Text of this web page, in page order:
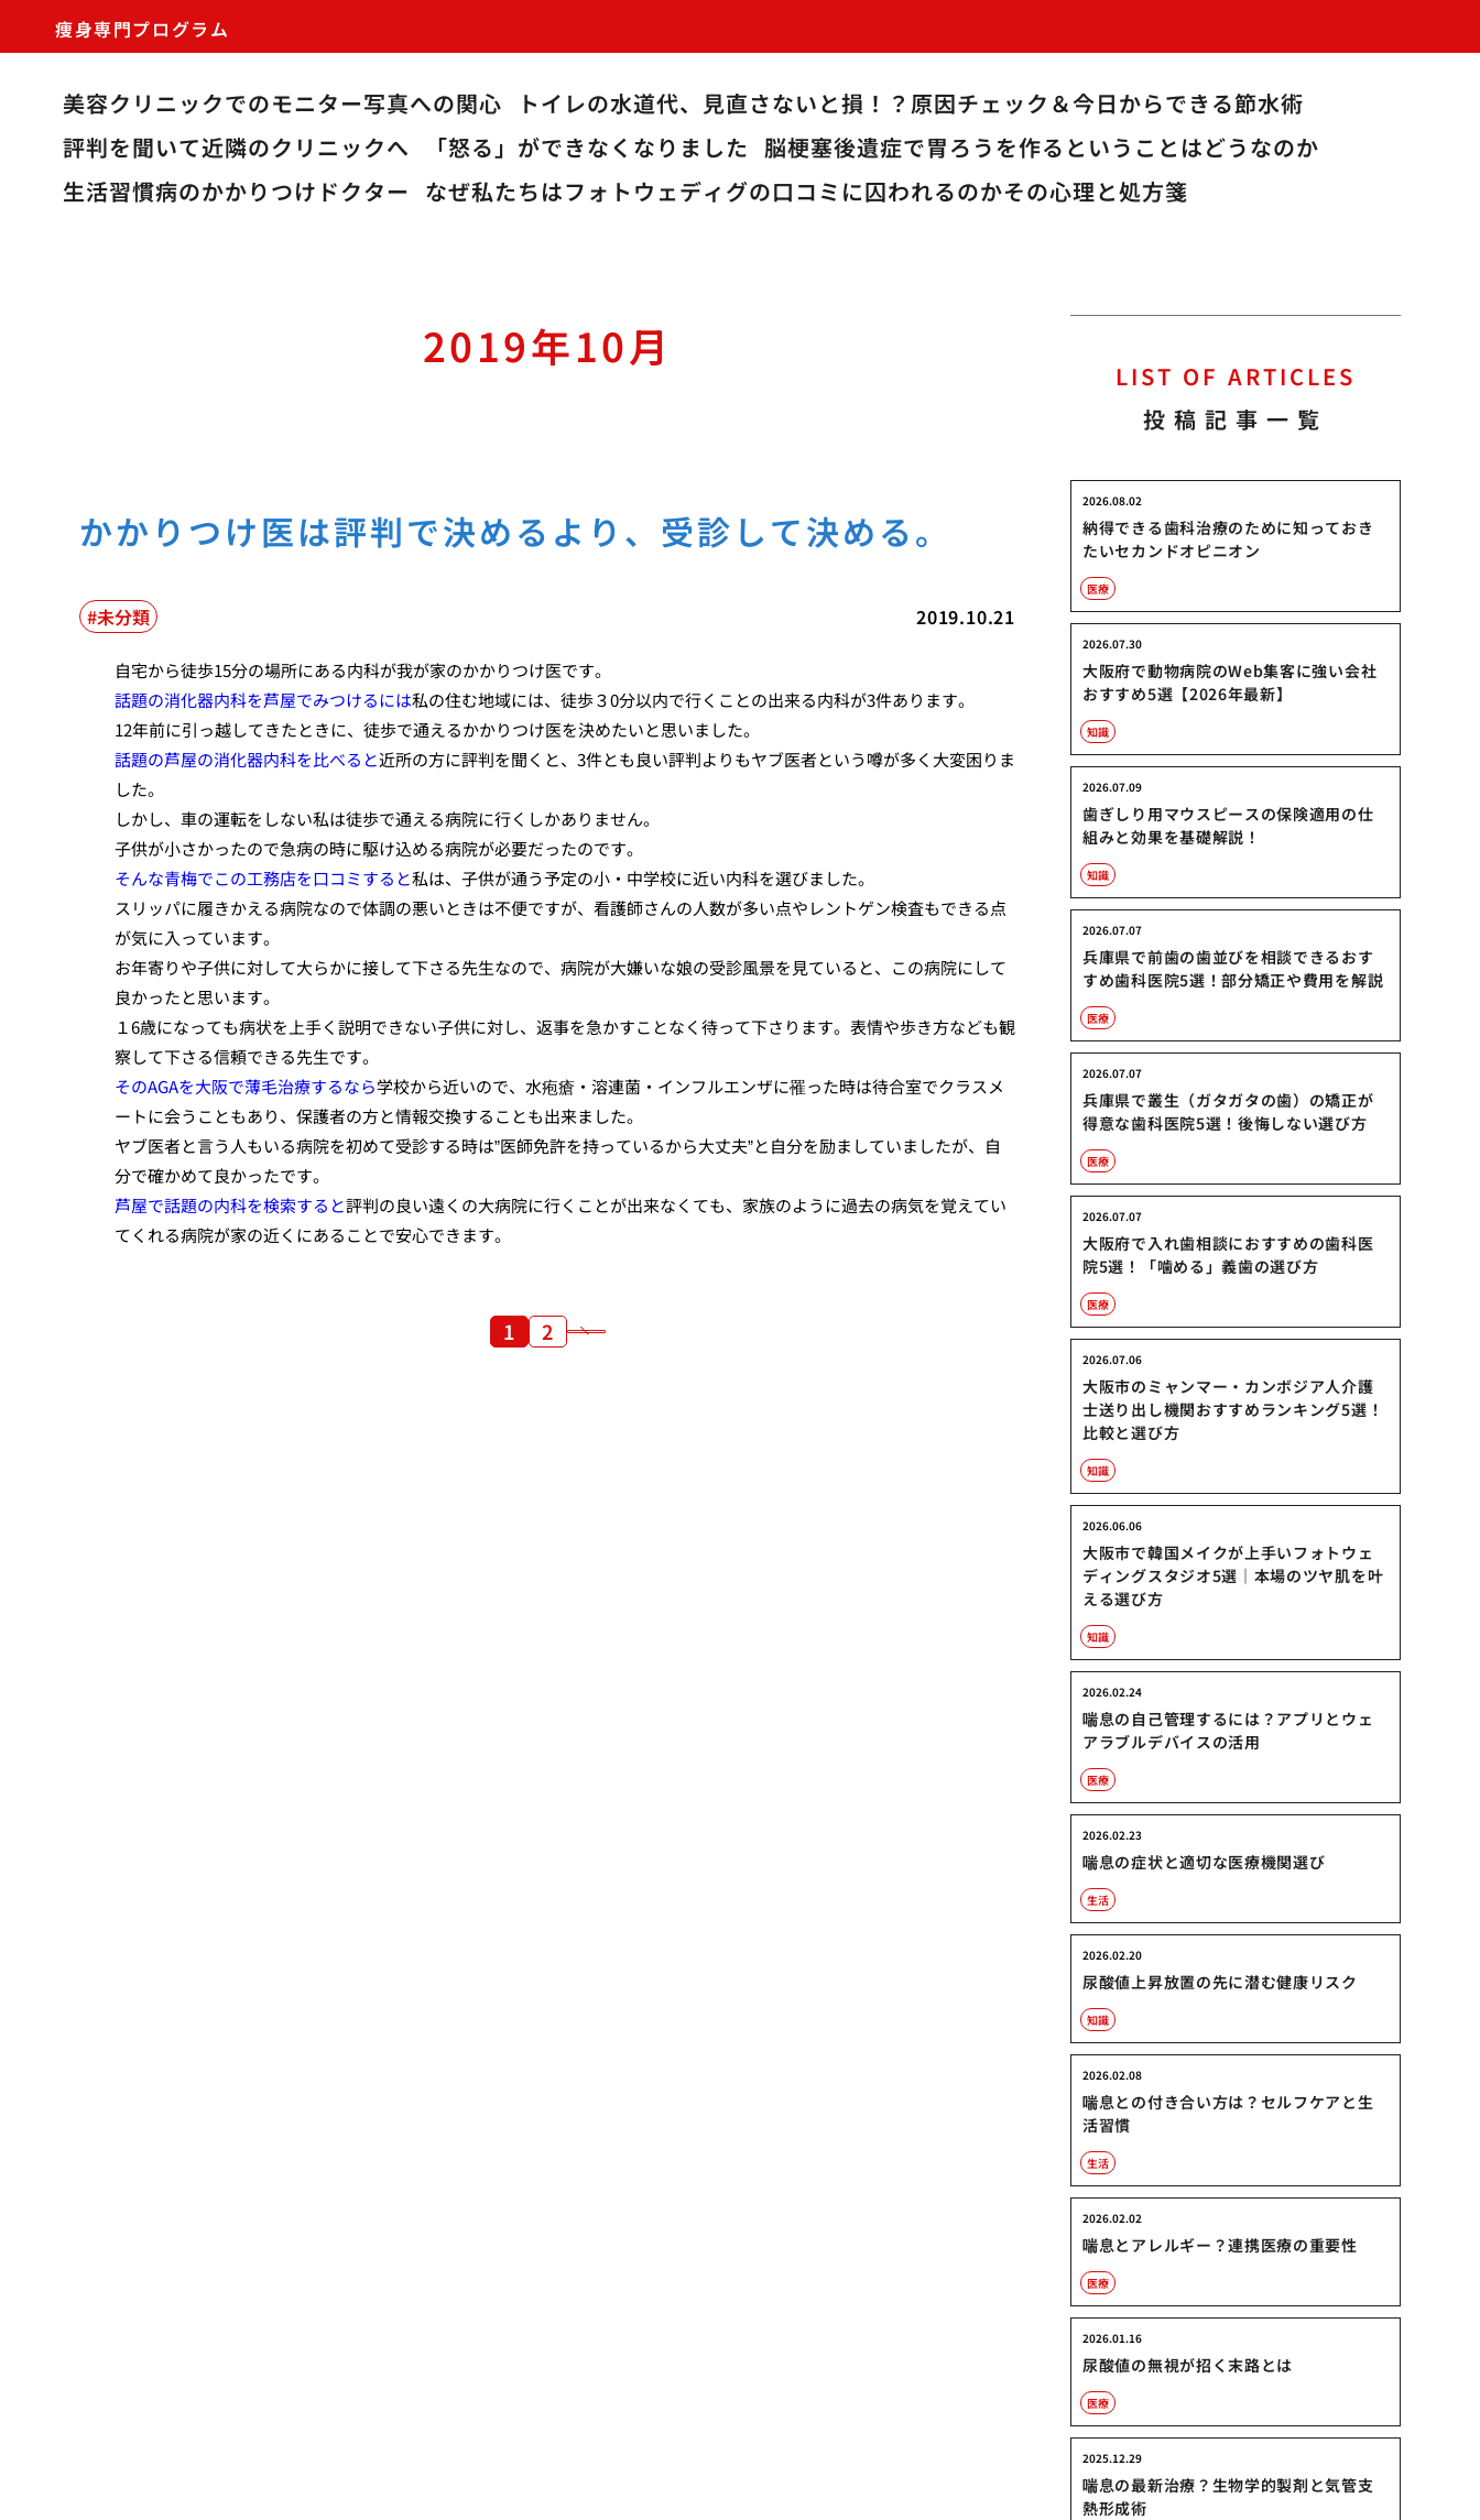
痩身専門プログラム
美容クリニックでのモニター写真への関心
トイレの水道代、見直さないと損！？原因チェック＆今日からできる節水術
評判を聞いて近隣のクリニックへ
「怒る」ができなくなりました 脳梗塞後遺症で胃ろうを作るということはどうなのか
生活習慣病のかかりつけドクター
なぜ私たちはフォトウェディグの口コミに囚われるのかその心理と処方箋
2019年10月
かかりつけ医は評判で決めるより、受診して決める。
2019.10.21
未分類
自宅から徒歩15分の場所にある内科が我が家のかかりつけ医です。
話題の消化器内科を芦屋でみつけるには私の住む地域には、徒歩３0分以内で行くことの出来る内科が3件あります。
12年前に引っ越してきたときに、徒歩で通えるかかりつけ医を決めたいと思いました。
話題の芦屋の消化器内科を比べると近所の方に評判を聞くと、3件とも良い評判よりもヤブ医者という噂が多く大変困りま
した。
しかし、車の運転をしない私は徒歩で通える病院に行くしかありません。
子供が小さかったので急病の時に駆け込める病院が必要だったのです。
そんな青梅でこの工務店を口コミすると私は、子供が通う予定の小・中学校に近い内科を選びました。
スリッパに履きかえる病院なので体調の悪いときは不便ですが、看護師さんの人数が多い点やレントゲン検査もできる点
が気に入っています。
お年寄りや子供に対して大らかに接して下さる先生なので、病院が大嫌いな娘の受診風景を見ていると、この病院にして
良かったと思います。
１6歳になっても病状を上手く説明できない子供に対し、返事を急かすことなく待って下さります。表情や歩き方なども観
察して下さる信頼できる先生です。
そのAGAを大阪で薄毛治療するなら学校から近いので、水疱瘡・溶連菌・インフルエンザに罹った時は待合室でクラスメ
ートに会うこともあり、保護者の方と情報交換することも出来ました。
ヤブ医者と言う人もいる病院を初めて受診する時は”医師免許を持っているから大丈夫”と自分を励ましていましたが、自
分で確かめて良かったです。
芦屋で話題の内科を検索すると評判の良い遠くの大病院に行くことが出来なくても、家族のように過去の病気を覚えてい
てくれる病院が家の近くにあることで安心できます。
1 2
LIST OF ARTICLES
投稿記事一覧
納得できる歯科治療のために知っておき
たいセカンドオピニオン
2026.08.02
医療
大阪府で動物病院のWeb集客に強い会社
おすすめ5選【2026年最新】
2026.07.30
知識
歯ぎしり用マウスピースの保険適用の仕
組みと効果を基礎解説！
2026.07.09
知識
兵庫県で前歯の歯並びを相談できるおす
すめ歯科医院5選！部分矯正や費用を解説
2026.07.07
医療
兵庫県で叢生（ガタガタの歯）の矯正が
得意な歯科医院5選！後悔しない選び方
2026.07.07
医療
大阪府で入れ歯相談におすすめの歯科医
院5選！「噛める」義歯の選び方
2026.07.07
医療
大阪市のミャンマー・カンボジア人介護
士送り出し機関おすすめランキング5選！
比較と選び方
2026.07.06
知識
大阪市で韓国メイクが上手いフォトウェ
ディングスタジオ5選｜本場のツヤ肌を叶
える選び方
2026.06.06
知識
喘息の自己管理するには？アプリとウェ
アラブルデバイスの活用
2026.02.24
医療
喘息の症状と適切な医療機関選び
2026.02.23
生活
尿酸値上昇放置の先に潜む健康リスク
2026.02.20
知識
喘息との付き合い方は？セルフケアと生
活習慣
2026.02.08
生活
喘息とアレルギー？連携医療の重要性
2026.02.02
医療
尿酸値の無視が招く末路とは
2026.01.16
医療
喘息の最新治療？生物学的製剤と気管支
熱形成術
2025.12.29